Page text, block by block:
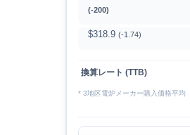
(-200)
$318.9 (-1.74)
換算レート (TTB)
* 3地区電炉メーカー購入価格平均